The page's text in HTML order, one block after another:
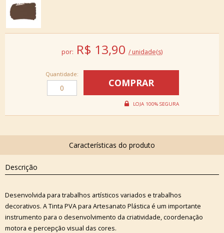
por: R$ 13,90 / unidade(s)
Quantidade:
Descrição
Desenvolvida para trabalhos artísticos variados e trabalhos
decorativos. A Tinta PVA para Artesanato Plástica é um importante
instrumento para o desenvolvimento da criatividade, coordenação
motora e percepção visual das cores.